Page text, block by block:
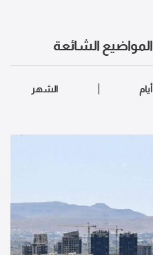
المواضيع الشائعة